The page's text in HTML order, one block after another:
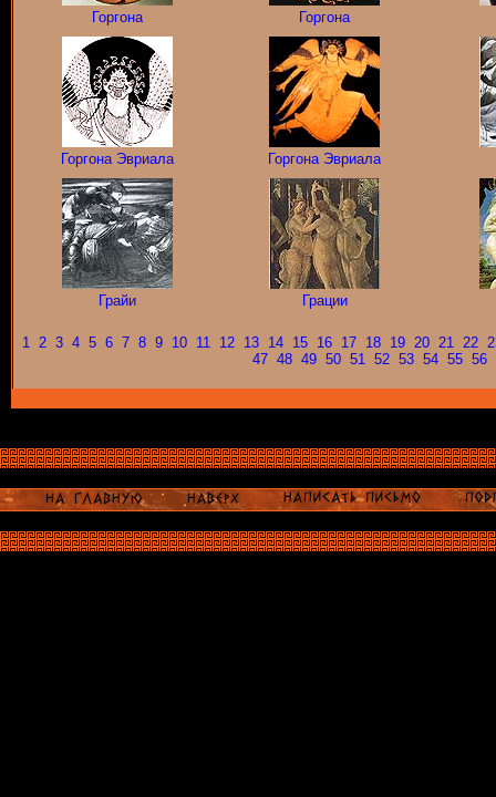
Горгона Горгона
Горгона Эвриала Горгона Эвриала
Грайи Грации
1 2 3 4 5 6 7 8 9 10 11 12 13 14 15 16 17 18 19 20 21 22
47 48 49 50 51 52 53 54 55 56